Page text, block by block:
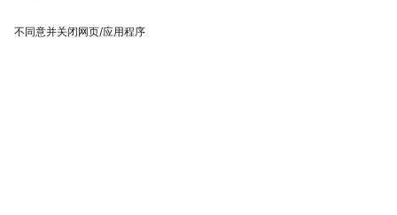
不同意并关闭网页/应用程序